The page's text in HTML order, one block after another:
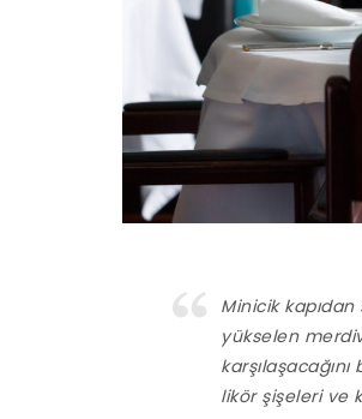
Minicik kapıdan
yükselen
likör şişeleri ve